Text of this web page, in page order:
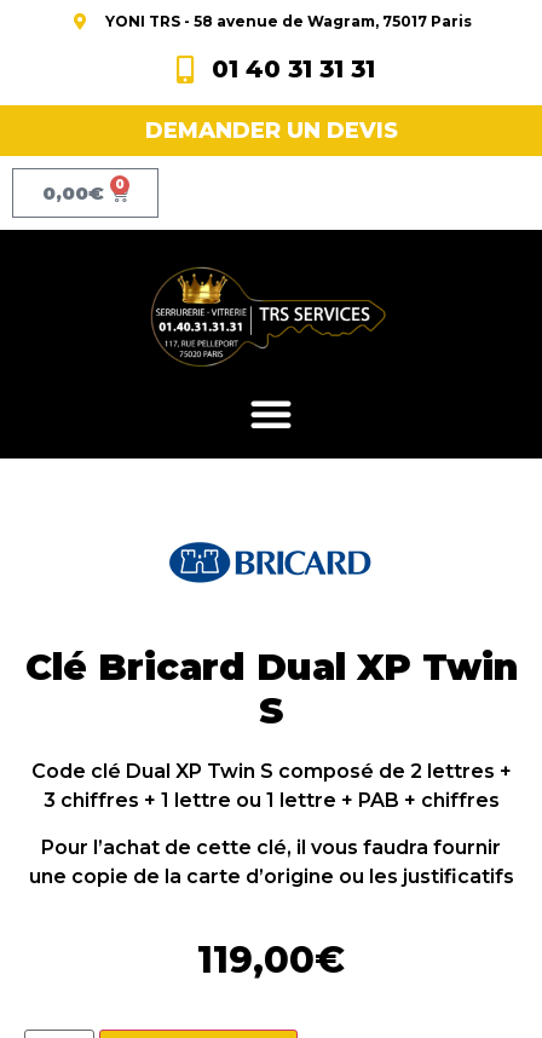
YONI TRS - 58 avenue de Wagram, 75017 Paris
01 40 31 31 31
DEMANDER UN DEVIS
0,00€ 0
Clé Bricard Dual XP Twin
S
Code clé Dual XP Twin S composé de 2 lettres +
3 chiffres + 1 lettre ou 1 lettre + PAB + chiffres
Pour l’achat de cette clé, il vous faudra fournir
une copie de la carte d’origine ou les justificatifs
119,00€